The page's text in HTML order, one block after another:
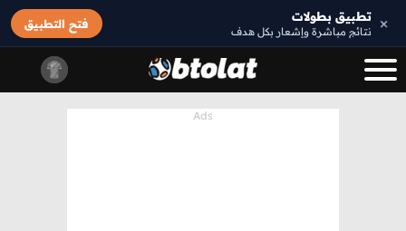
× تطبيق بطولات
نتائج مباشرة وإشعار بكل هدف
فتح التطبيق